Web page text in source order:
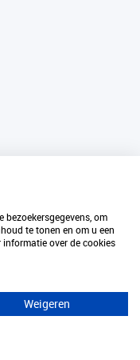
bezoekersgegevens, om
te tonen en om u een
informatie over de cookies
Weigeren